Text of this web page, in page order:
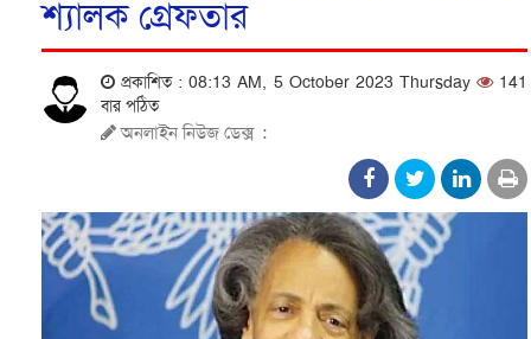
শ্যালক গ্রেফতার
প্রকাশিত : 08:13 AM, 5 October 2023 Thursday
141
বার পঠিত
অনলাইন নিউজ ডেক্স :